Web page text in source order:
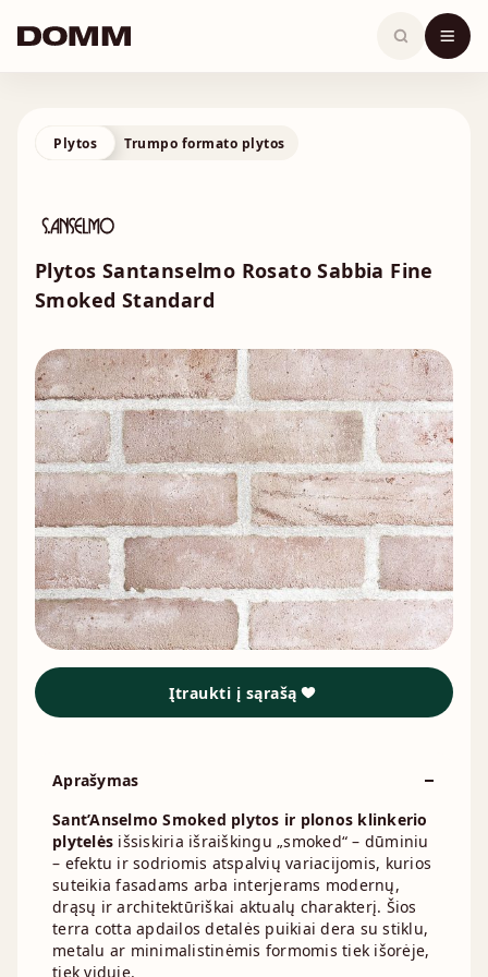
content
Plytos Trumpo formato plytos
Plytos Santanselmo Rosato Sabbia Fine
Smoked Standard
Įtraukti į sąrašą
Aprašymas
Sant’Anselmo Smoked plytos ir plonos klinkerio
plytelės išsiskiria išraiškingu „smoked“ – dūminiu
– efektu ir sodriomis atspalvių variacijomis, kurios
suteikia fasadams arba interjerams modernų,
drąsų ir architektūriškai aktualų charakterį. Šios
terra cotta apdailos detalės puikiai dera su stiklu,
metalu ar minimalistinėmis formomis tiek išorėje,
tiek viduje.